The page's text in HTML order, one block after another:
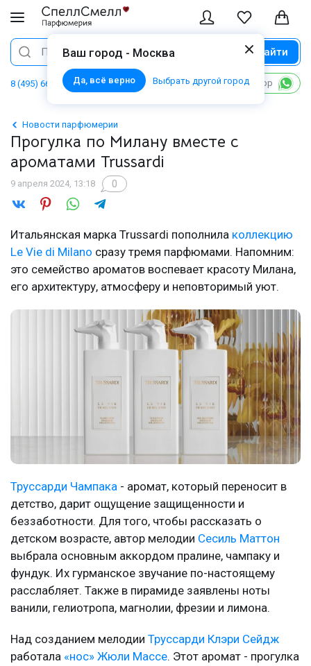
Ваш город - Москва
Да, всё верно Выбрать другой город
Поиск Найти
8 (495) 668 06 02 Написать в WhatsApp
Новости парфюмерии
Прогулка по Милану вместе с
ароматами Trussardi
9 апреля 2024, 13:18 0
Итальянская марка Trussardi пополнила коллекцию
Le Vie di Milano сразу тремя парфюмами. Напомним:
это семейство ароматов воспевает красоту Милана,
его архитектуру, атмосферу и неповторимый уют.
Труссарди Чампака - аромат, который переносит в
детство, дарит ощущение защищенности и
беззаботности. Для того, чтобы рассказать о
детском возрасте, автор мелодии Сесиль Маттон
выбрала основным аккордом пралине, чампаку и
фундук. Их гурманское звучание по-настоящему
расслабляет. Также в пирамиде заявлены ноты
ванили, гелиотропа, магнолии, фрезии и лимона.
Над созданием мелодии Труссарди Клэри Сейдж
работала «нос» Жюли Массе. Этот аромат - прогулка